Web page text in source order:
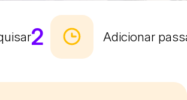
2 Adicionar